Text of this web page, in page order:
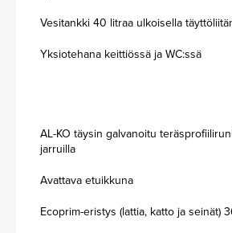
Vesitankki 40 litraa ulkoisella
Yksiotehana keittiössä ja WC:ssä
AL-KO täysin galvanoitu
jarruilla
Avattava etuikkuna
Ecoprim-eristys (lattia, katto ja seinät)